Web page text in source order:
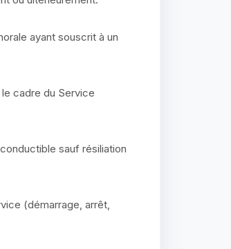
ayant souscrit à un
cadre du Service
sauf résiliation
(démarrage, arrêt,